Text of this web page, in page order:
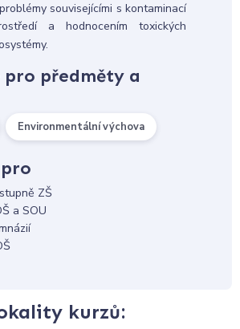
souvisejícími s kontaminací
a hodnocením toxických
pro předměty a
Environmentální výchova
ZŠ
a SOU
kurzů: